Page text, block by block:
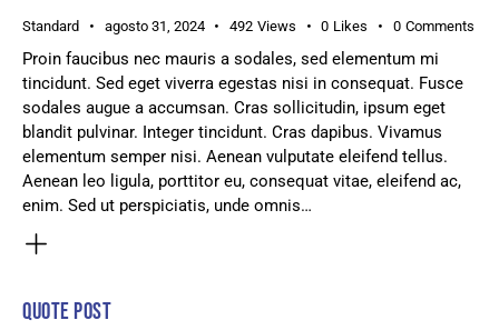
Standard agosto 31, 2024 492 Views 0 Likes 0 Comments
Proin faucibus nec mauris a sodales, sed elementum mi
tincidunt. Sed eget viverra egestas nisi in consequat. Fusce
sodales augue a accumsan. Cras sollicitudin, ipsum eget
blandit pulvinar. Integer tincidunt. Cras dapibus. Vivamus
elementum semper nisi. Aenean vulputate eleifend tellus.
Aenean leo ligula, porttitor eu, consequat vitae, eleifend ac,
enim. Sed ut perspiciatis, unde omnis…
QUOTE POST